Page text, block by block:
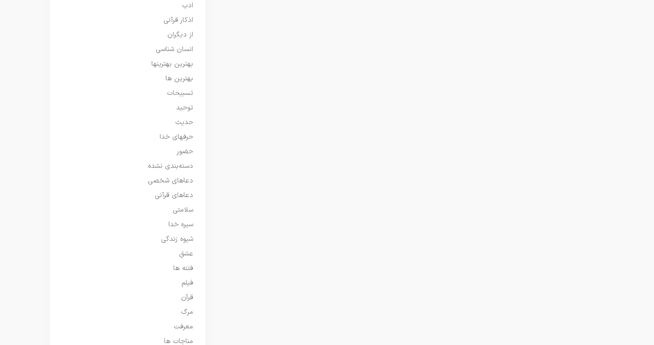
ادب
اذکار قرآنی
از دیگران
انسان شناسی
بهترین بهترینها
بهترین ها
تسبیحات
توحید
حدیث
حرفهای خدا
حضور
دسته‌بندی نشده
دعاهای شخصی
دعاهای قرآنی
سلامتی
سیره خدا
شیوه زندگی
عشق
فتنه ها
فیلم
قرآن
مرگ
معرفت
مناجات ها